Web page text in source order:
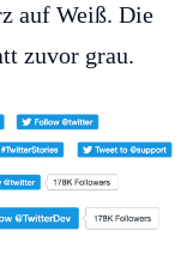
auf Weiß. Die
zuvor grau.